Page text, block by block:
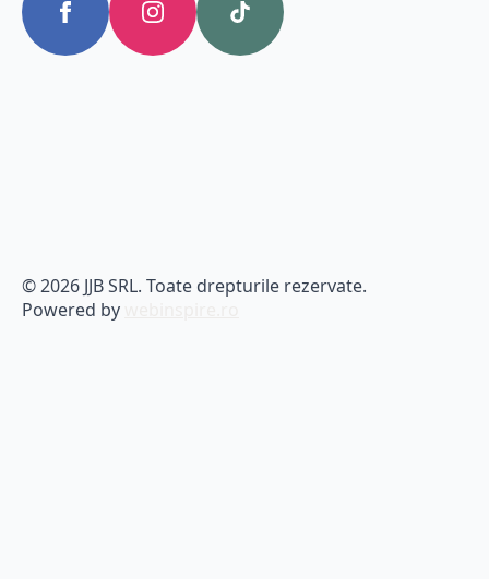
© 2026 JJB SRL. Toate drepturile rezervate.
Powered by